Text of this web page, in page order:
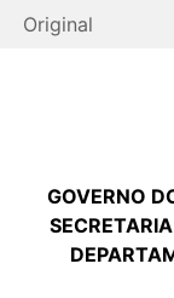
Original
GOVERNO